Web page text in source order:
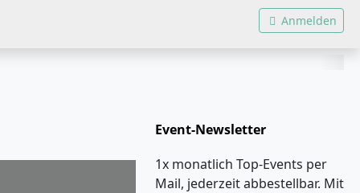
Anmelden
Event-Newsletter
1x monatlich Top-Events per
Mail, jederzeit abbestellbar. Mit